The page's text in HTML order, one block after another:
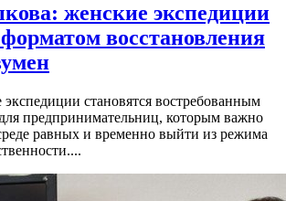
женские экспедиции
восстановления
становятся востребованным
предпринимательниц, которым важно
равных и временно выйти из режима